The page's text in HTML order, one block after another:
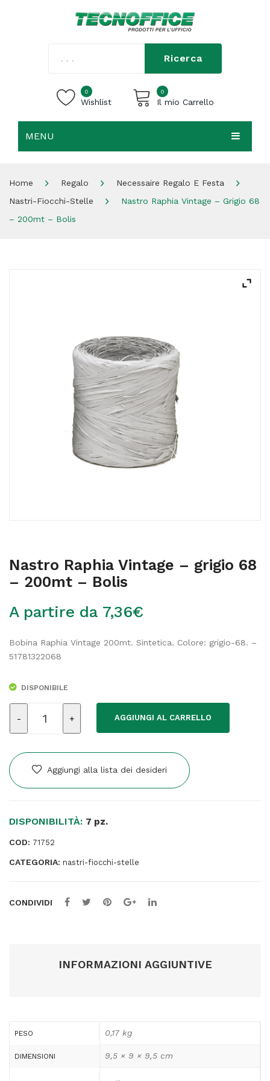
Ricerca
0
Wishlist
0
Il mio Carrello
MENU
CHI SIAMO
SHOP
Home Regalo
Necessaire Regalo E Festa
Nastri-Fiocchi-Stelle
Nastro Raphia Vintage – Grigio 68
– 200mt – Bolis
Nastro Raphia Vintage – grigio 68
– 200mt – Bolis
A partire da 7,36€
Bobina Raphia Vintage 200mt. Sintetica. Colore: grigio-68. –
51781322068
DISPONIBILE
Raphia
-
grigio
-
AGGIUNGI AL CARRELLO
Aggiungi alla lista dei desideri
DISPONIBILITÀ: 7 pz.
COD: 71752
CATEGORIA: nastri-fiocchi-stelle
CONDIVIDI
INFORMAZIONI AGGIUNTIVE
PESO 0,17 kg
DIMENSIONI 9,5 × 9 × 9,5 cm